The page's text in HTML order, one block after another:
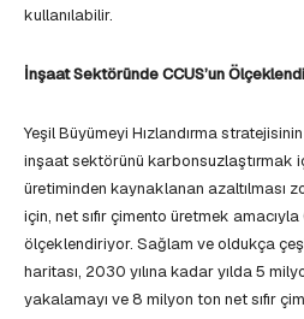
kullanılabilir.
İnşaat Sektöründe CCUS’un
Yeşil Büyümeyi Hızlandırma
inşaat sektörünü karbonsuzlaştırmak
üretiminden kaynaklanan azaltılması
için, net sıfır çimento üretmek
ölçeklendiriyor. Sağlam ve oldukça
haritası, 2030 yılına kadar yılda 5
yakalamayı ve 8 milyon ton net sıfır